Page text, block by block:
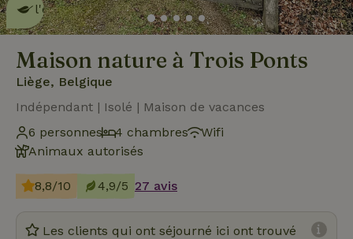
l'effeten savoir plus
Maison nature à Trois Ponts
Liège, Belgique
Indépendant | Isolé | Maison de vacances
6 personnes
4 chambres
Wifi
Animaux autorisés
8,8/10 4,9/5 27 avis
Les clients qui ont séjourné ici ont trouvé